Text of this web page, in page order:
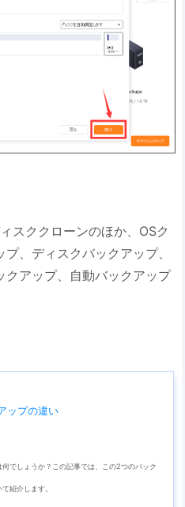
スククローンのほか、OSク
、ディスクバックアップ、
クアップ、自動バックアップ
ップの違い
でしょうか？この記事では、この2つのバック
紹介します。